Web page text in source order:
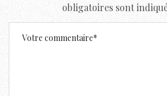
obligatoires sont